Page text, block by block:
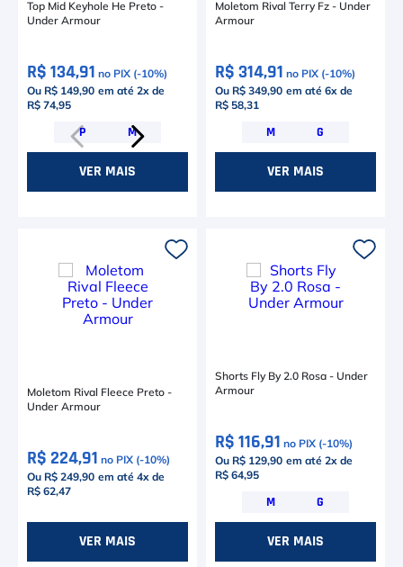
Top Mid Keyhole He Preto -
Under Armour
R$ 134,91 no PIX (-10%)
Ou R$ 149,90 em até 2x de
R$ 74,95
P M
VER MAIS
Moletom Rival Terry Fz - Under
Armour
R$ 314,91 no PIX (-10%)
Ou R$ 349,90 em até 6x de
R$ 58,31
M G
VER MAIS
Moletom Rival Fleece Preto -
Under Armour
R$ 224,91 no PIX (-10%)
Ou R$ 249,90 em até 4x de
R$ 62,47
VER MAIS
Shorts Fly By 2.0 Rosa - Under
Armour
R$ 116,91 no PIX (-10%)
Ou R$ 129,90 em até 2x de
R$ 64,95
M G
VER MAIS